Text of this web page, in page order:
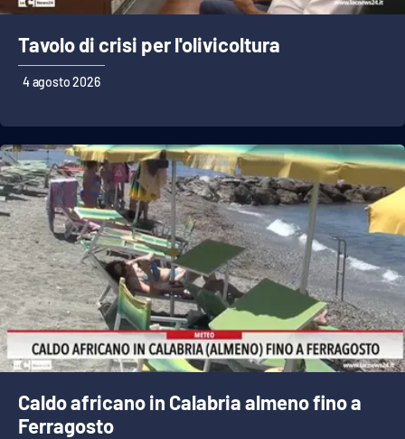
Tavolo di crisi per l'olivicoltura
4 agosto 2026
Caldo africano in Calabria almeno fino a
Ferragosto